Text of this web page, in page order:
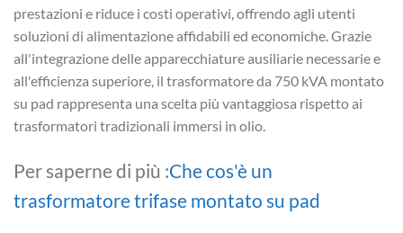
prestazioni e riduce i costi operativi, offrendo agli utenti
soluzioni di alimentazione affidabili ed economiche. Grazie
all'integrazione delle apparecchiature ausiliarie necessarie e
all'efficienza superiore, il trasformatore da 750 kVA montato
su pad rappresenta una scelta più vantaggiosa rispetto ai
trasformatori tradizionali immersi in olio.
Per saperne di più :Che cos'è un
trasformatore trifase montato su pad